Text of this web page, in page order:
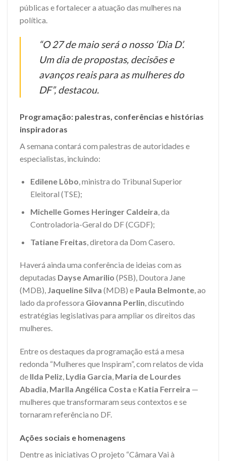
públicas e fortalecer a atuação das mulheres na
política.
“O 27 de maio será o nosso ‘Dia D’.
Um dia de propostas, decisões e
avanços reais para as mulheres do
DF”, destacou.
Programação: palestras, conferências e histórias
inspiradoras
A semana contará com palestras de autoridades e
especialistas, incluindo:
Edilene Lôbo, ministra do Tribunal Superior
Eleitoral (TSE);
Michelle Gomes Heringer Caldeira, da
Controladoria-Geral do DF (CGDF);
Tatiane Freitas , diretora da Dom Casero.
Haverá ainda uma conferência de ideias com as
deputadas Dayse Amarilio (PSB), Doutora Jane
(MDB), Jaqueline Silva (MDB) e Paula Belmonte, ao
lado da professora Giovanna Perlin, discutindo
estratégias legislativas para ampliar os direitos das
mulheres.
Entre os destaques da programação está a mesa
redonda “Mulheres que Inspiram”, com relatos de vida
de Ilda Peliz, Lydia Garcia, Maria de Lourdes
Abadia, Marlla Angélica Costa e Katia Ferreira —
mulheres que transformaram seus contextos e se
tornaram referência no DF.
Ações sociais e homenagens
Dentre as iniciativas O projeto “Câmara Vai à